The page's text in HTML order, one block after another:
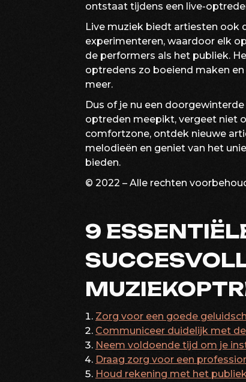
ontstaat tijdens een live-
Live muziek biedt artiesten ook
experimenteren, waardoor elk
de performers als het publiek.
optredens zo boeiend maken
meer.
Dus of je nu een
optreden meepikt, vergeet niet
comfortzone, ontdek nieuwe
melodieën en geniet van het
bieden.
© 2022 – Alle rechten
9
Zorg voor een goede
Communiceer duidelijk met
Neem voldoende tijd om je
Draag zorg voor een
Houd rekening met het